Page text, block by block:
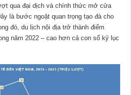
qua đại dịch và chính thức mở cửa
là bước ngoặt quan trọng tạo đà cho
đó, du lịch nội địa trở thành điểm
năm 2022 – cao hơn cả con số kỷ lục